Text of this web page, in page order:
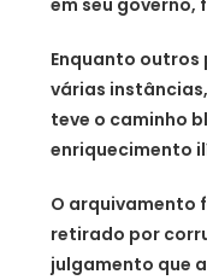
Enquanto
várias
teve o caminho
enriquecimento
O arquivamento
retirado por
julgamento que